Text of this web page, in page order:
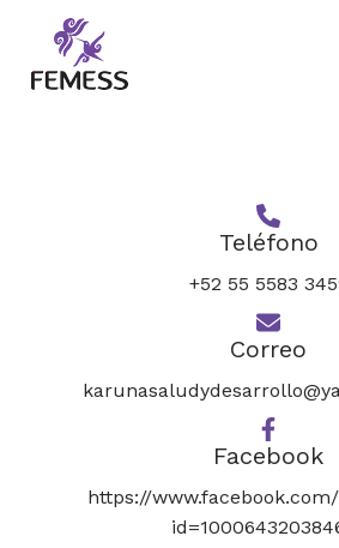
content
Femess
Federación Mexicana de Educación Sexual y Sexología, A.C.
Teléfono
+52 55 5583
Correo
Facebook
https://